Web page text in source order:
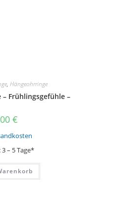
, Hängeohrringe
Frühlingsgefühle –
€
3 – 5 Tage*